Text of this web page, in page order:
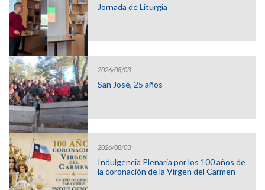
Jornada de Liturgia
2026/08/03
San José, 25 años
2026/08/03
Indulgencia Plenaria por los 100 años de
la coronación de la Virgen del Carmen